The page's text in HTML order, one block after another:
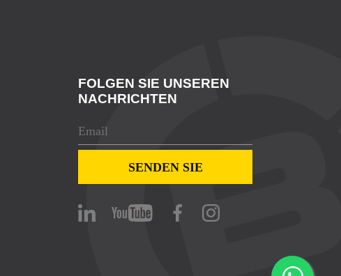
FOLGEN SIE UNSEREN
NACHRICHTEN